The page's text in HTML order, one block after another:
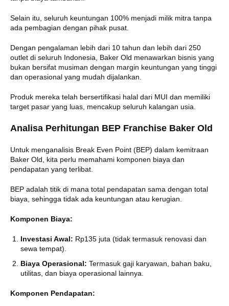
Selain itu, seluruh keuntungan 100% menjadi milik mitra tanpa
ada pembagian dengan pihak pusat.
Dengan pengalaman lebih dari 10 tahun dan lebih dari 250
outlet di seluruh Indonesia, Baker Old menawarkan bisnis yang
bukan bersifat musiman dengan margin keuntungan yang tinggi
dan operasional yang mudah dijalankan.
Produk mereka telah bersertifikasi halal dari MUI dan memiliki
target pasar yang luas, mencakup seluruh kalangan usia.
Analisa Perhitungan BEP Franchise Baker Old
Untuk menganalisis Break Even Point (BEP) dalam kemitraan
Baker Old, kita perlu memahami komponen biaya dan
pendapatan yang terlibat.
BEP adalah titik di mana total pendapatan sama dengan total
biaya, sehingga tidak ada keuntungan atau kerugian.
Komponen Biaya:
Investasi Awal: Rp135 juta (tidak termasuk renovasi dan
sewa tempat).
Biaya Operasional: Termasuk gaji karyawan, bahan baku,
utilitas, dan biaya operasional lainnya.
Komponen Pendapatan: